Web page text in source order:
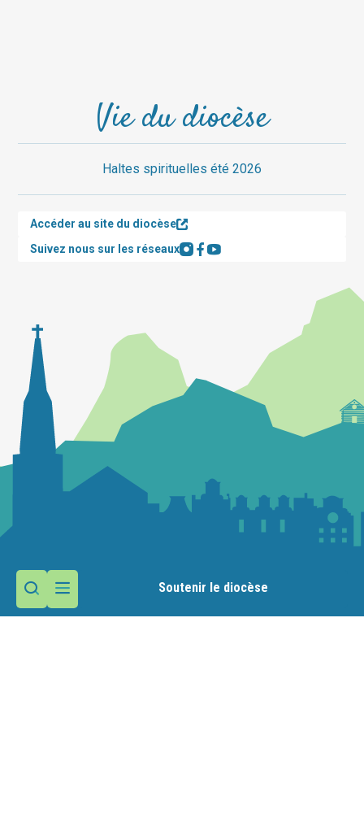
Soutenir le diocèse
Vie du diocèse
Haltes spirituelles été 2026
Accéder au site du diocèse
Suivez nous sur les réseaux